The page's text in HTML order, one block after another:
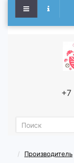
+7
Производитель